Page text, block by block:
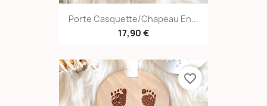
Porte Casquette/chapeau En...
17,90 €
favorite_border